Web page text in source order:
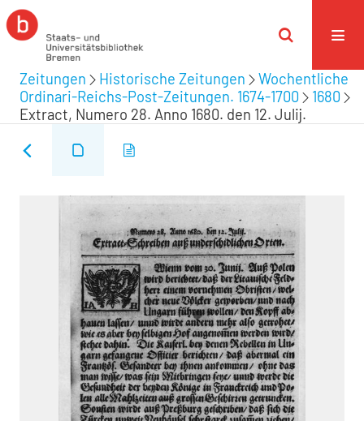
Zeitungen Historische Zeitungen
Wochentliche
Ordinari-Reichs-Post-Zeitungen. 1674-1700
1680
Extract, Numero 28. Anno 1680. den 12. Julij.